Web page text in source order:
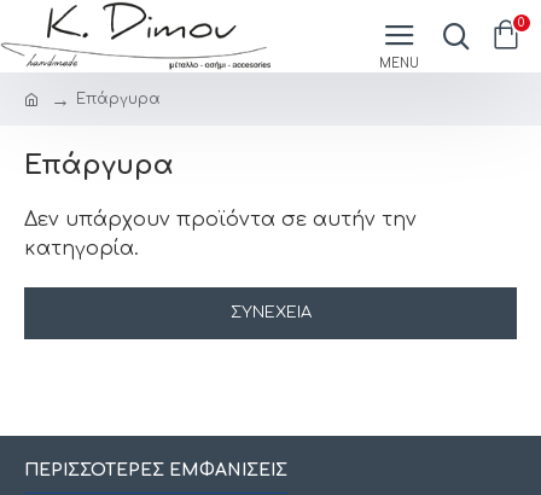
0
Επάργυρα
Επάργυρα
Δεν υπάρχουν προϊόντα σε αυτήν την
κατηγορία.
ΣΥΝΈΧΕΙΑ
ΠΕΡΙΣΣΌΤΕΡΕΣ ΕΜΦΑΝΊΣΕΙΣ